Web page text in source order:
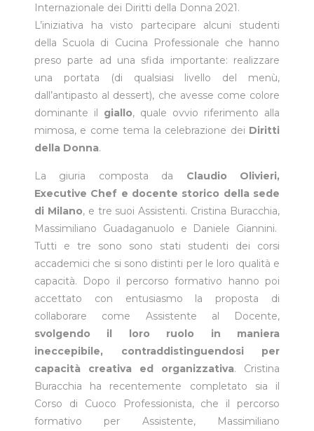
Internazionale dei Diritti della Donna 2021.
L’iniziativa ha visto partecipare alcuni studenti
della Scuola di Cucina Professionale che hanno
preso parte ad una sfida importante: realizzare
una portata (di qualsiasi livello del menù,
dall’antipasto al dessert), che avesse come colore
dominante il giallo, quale ovvio riferimento alla
mimosa, e come tema la celebrazione dei Diritti
della Donna.
La giuria composta da Claudio Olivieri,
Executive Chef e docente storico della sede
di Milano, e tre suoi Assistenti. Cristina Buracchia,
Massimiliano Guadaganuolo e Daniele Giannini.
Tutti e tre sono sono stati studenti dei corsi
accademici che si sono distinti per le loro qualità e
capacità. Dopo il percorso formativo hanno poi
accettato con entusiasmo la proposta di
collaborare come Assistente al Docente,
svolgendo il loro ruolo in maniera
ineccepibile, contraddistinguendosi per
capacità creativa ed organizzativa. Cristina
Buracchia ha recentemente completato sia il
Corso di Cuoco Professionista, che il percorso
formativo per Assistente, Massimiliano